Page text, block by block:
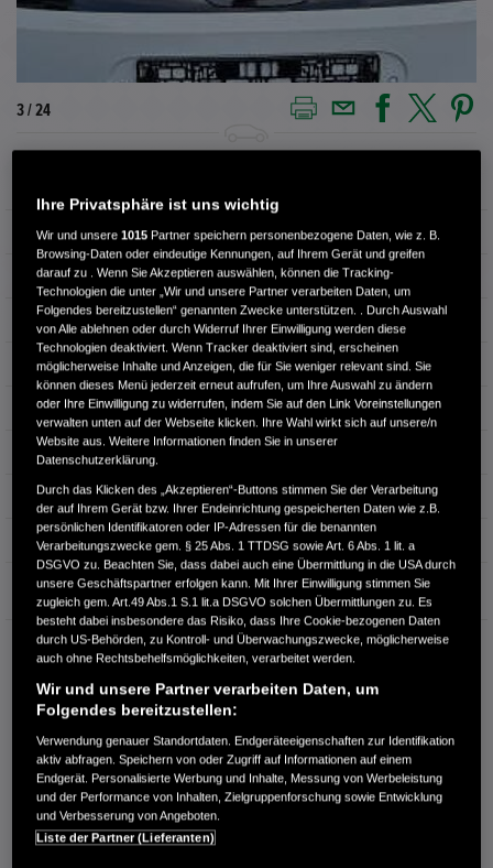
3 / 24
Kilometerstand 42.015 km
Kraftstoffart Elektro
Getriebe Automatik
Türen 4
Leistung 113 kW / 154 PS
Hubraum 0 cm³
Erstzulassung 12.2022
Bauart Kleinwagen
Garantie
HONDA CENTER GMBH
Richard Lehmann Str. 119
04103 Leipzig
RUFEN SIE UNS AN:
0341 - 600 77 0
Route planen
Händlerbestand anzeigen
Ihre Privatsphäre ist uns wichtig
Wir und unsere1015 Partner speichern personenbezogene Daten, wie z. B.
Browsing-Daten oder eindeutige Kennungen, auf Ihrem Gerät und greifen
darauf zu . Wenn Sie Akzeptieren auswählen, können die Tracking-
Technologien die unter „Wir und unsere Partner verarbeiten Daten, um
Folgendes bereitzustellen“ genannten Zwecke unterstützen. . Durch Auswahl
von Alle ablehnen oder durch Widerruf Ihrer Einwilligung werden diese
Technologien deaktiviert. Wenn Tracker deaktiviert sind, erscheinen
möglicherweise Inhalte und Anzeigen, die für Sie weniger relevant sind. Sie
können dieses Menü jederzeit erneut aufrufen, um Ihre Auswahl zu ändern
oder Ihre Einwilligung zu widerrufen, indem Sie auf den Link Voreinstellungen
verwalten unten auf der Webseite klicken. Ihre Wahl wirkt sich auf unsere/n
Website aus. Weitere Informationen finden Sie in unserer
Datenschutzerklärung.
Durch das Klicken des „Akzeptieren“-Buttons stimmen Sie der Verarbeitung
der auf Ihrem Gerät bzw. Ihrer Endeinrichtung gespeicherten Daten wie z.B.
persönlichen Identifikatoren oder IP-Adressen für die benannten
Verarbeitungszwecke gem. § 25 Abs. 1 TTDSG sowie Art. 6 Abs. 1 lit. a
DSGVO zu. Beachten Sie, dass dabei auch eine Übermittlung in die USA durch
unsere Geschäftspartner erfolgen kann. Mit Ihrer Einwilligung stimmen Sie
zugleich gem. Art.49 Abs.1 S.1 lit.a DSGVO solchen Übermittlungen zu. Es
besteht dabei insbesondere das Risiko, dass Ihre Cookie-bezogenen Daten
durch US-Behörden, zu Kontroll- und Überwachungszwecke, möglicherweise
auch ohne Rechtsbehelfsmöglichkeiten, verarbeitet werden.
Wir und unsere Partner verarbeiten Daten, um
Folgendes bereitzustellen:
Verwendung genauer Standortdaten. Endgeräteeigenschaften zur Identifikation
aktiv abfragen. Speichern von oder Zugriff auf Informationen auf einem
Endgerät. Personalisierte Werbung und Inhalte, Messung von Werbeleistung
und der Performance von Inhalten, Zielgruppenforschung sowie Entwicklung
und Verbesserung von Angeboten.
Liste der Partner (Lieferanten)